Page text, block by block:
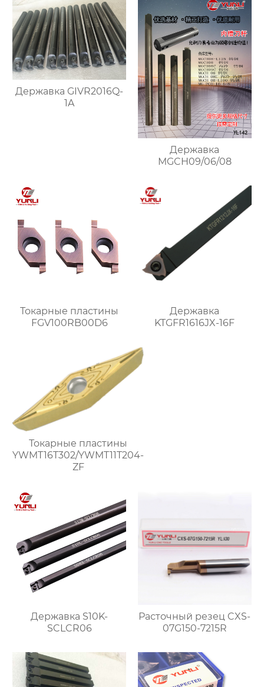
Державка GIVR2016Q-
1A
Державка
MGCH09/06/08
Токарные пластины
FGV100RB00D6
Державка
KTGFR1616JX-16F
Токарные пластины
YWMT16T302/YWMT11T204-
ZF
Державка S10K-
SCLCR06
Расточный резец CXS-
07G150-7215R